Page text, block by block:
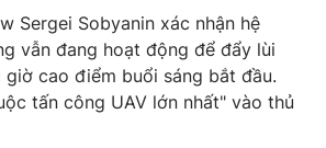
Infographic
Sergei Sobyanin xác nhận hệ
vẫn đang hoạt động để đẩy lùi
cao điểm buổi sáng bắt đầu.
tấn công UAV lớn nhất" vào thủ